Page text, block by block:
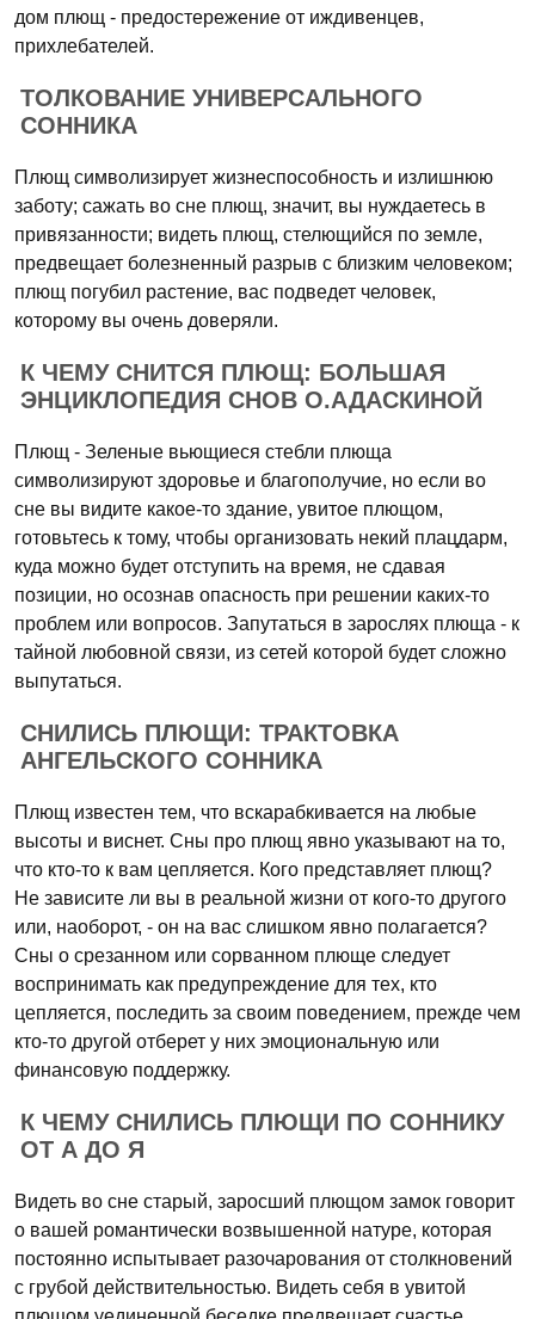
дом плющ - предостережение от иждивенцев,
прихлебателей.
ТОЛКОВАНИЕ УНИВЕРСАЛЬНОГО
СОННИКА
Плющ символизирует жизнеспособность и излишнюю
заботу; сажать во сне плющ, значит, вы нуждаетесь в
привязанности; видеть плющ, стелющийся по земле,
предвещает болезненный разрыв с близким человеком;
плющ погубил растение, вас подведет человек,
которому вы очень доверяли.
К ЧЕМУ СНИТСЯ ПЛЮЩ: БОЛЬШАЯ
ЭНЦИКЛОПЕДИЯ СНОВ О.АДАСКИНОЙ
Плющ - Зеленые вьющиеся стебли плюща
символизируют здоровье и благополучие, но если во
сне вы видите какое-то здание, увитое плющом,
готовьтесь к тому, чтобы организовать некий плацдарм,
куда можно будет отступить на время, не сдавая
позиции, но осознав опасность при решении каких-то
проблем или вопросов. Запутаться в зарослях плюща - к
тайной любовной связи, из сетей которой будет сложно
выпутаться.
СНИЛИСЬ ПЛЮЩИ: ТРАКТОВКА
АНГЕЛЬСКОГО СОННИКА
Плющ известен тем, что вскарабкивается на любые
высоты и виснет. Сны про плющ явно указывают на то,
что кто-то к вам цепляется. Кого представляет плющ?
Не зависите ли вы в реальной жизни от кого-то другого
или, наоборот, - он на вас слишком явно полагается?
Сны о срезанном или сорванном плюще следует
воспринимать как предупреждение для тех, кто
цепляется, последить за своим поведением, прежде чем
кто-то другой отберет у них эмоциональную или
финансовую поддержку.
К ЧЕМУ СНИЛИСЬ ПЛЮЩИ ПО СОННИКУ
ОТ А ДО Я
Видеть во сне старый, заросший плющом замок говорит
о вашей романтически возвышенной натуре, которая
постоянно испытывает разочарования от столкновений
с грубой действительностью. Видеть себя в увитой